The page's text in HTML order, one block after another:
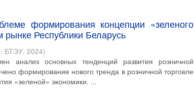
формирования концепции «зеленого
рынке Республики Беларусь
БТЭУ,2024)
анализ основных тенденций развития розничной
формирование нового тренда в розничной торговле
«зеленой» экономики. ...